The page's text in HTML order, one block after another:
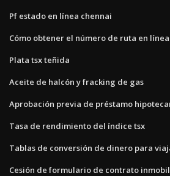
Pf estado en línea chennai
Cómo obtener el número de ruta en
Plata tsx teñida
Aceite de halcón y fracking de gas
Aprobación previa de préstamo
Tasa de rendimiento del índice tsx
Tablas de conversión de dinero para
Cesión de formulario de contrato